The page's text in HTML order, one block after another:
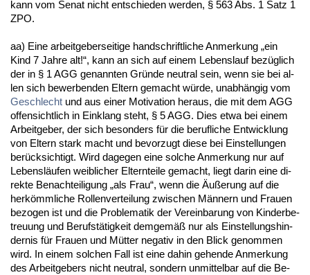
kann vom Se­nat nicht ent­schie­den wer­den, § 563 Abs. 1 Satz 1
ZPO.
aa) Ei­ne ar­beit­ge­ber­sei­ti­ge hand­schrift­li­che An­mer­kung „ein
Kind 7 Jah­re alt!“, kann an sich auf ei­nem Le­bens­lauf bezüglich
der in § 1 AGG ge­nann­ten Gründe neu­tral sein, wenn sie bei al­
len sich be­wer­ben­den El­tern ge­macht würde, un­abhängig vom
Ge­schlecht und aus ei­ner Mo­ti­va­ti­on her­aus, die mit dem AGG
of­fen­sicht­lich in Ein­klang steht, § 5 AGG. Dies et­wa bei ei­nem
Ar­beit­ge­ber, der sich be­son­ders für die be­ruf­li­che Ent­wick­lung
von El­tern stark macht und be­vor­zugt die­se bei Ein­stel­lun­gen
berück­sich­tigt. Wird da­ge­gen ei­ne sol­che An­mer­kung nur auf
Le­bensläufen weib­li­cher El­tern­tei­le ge­macht, liegt dar­in ei­ne di­
rek­te Be­nach­tei­li­gung „als Frau“, wenn die Äußerung auf die
herkömmli­che Rol­len­ver­tei­lung zwi­schen Männern und Frau­en
be­zo­gen ist und die Pro­ble­ma­tik der Ver­ein­ba­rung von Kin­der­be­
treu­ung und Be­rufstätig­keit dem­gemäß nur als Ein­stel­lungs­hin­
der­nis für Frau­en und Mütter ne­ga­tiv in den Blick ge­nom­men
wird. In ei­nem sol­chen Fall ist ei­ne da­hin ge­hen­de An­mer­kung
des Ar­beit­ge­bers nicht neu­tral, son­dern un­mit­tel­bar auf die Be­